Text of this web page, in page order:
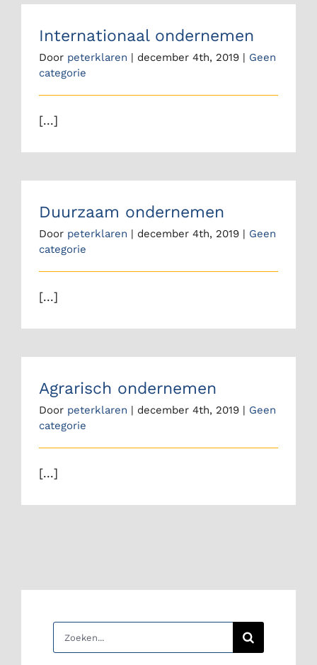
Internationaal ondernemen
Door peterklaren december 4th, 2019
Geen
categorie
[...]
Duurzaam ondernemen
Door peterklaren december 4th, 2019
Geen
categorie
[...]
Agrarisch ondernemen
Door peterklaren december 4th, 2019
Geen
categorie
[...]
Zoeken
naar: